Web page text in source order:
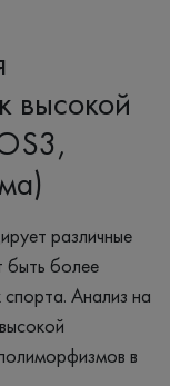
высокой
различные
быть более
спорта. Анализ на
в